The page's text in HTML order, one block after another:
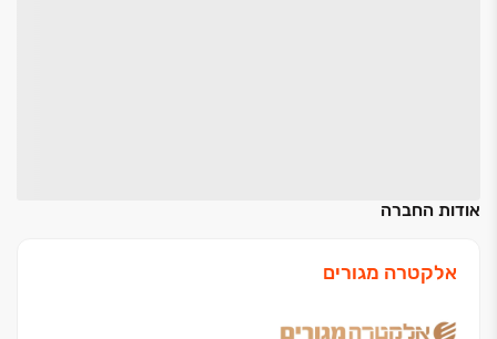
אודות החברה
אלקטרה מגורים